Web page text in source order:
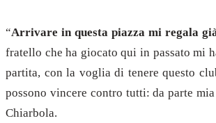
“Arrivare in questa piazza mi regala
fratello che ha giocato qui in passato mi
partita, con la voglia di tenere questo
possono vincere contro tutti: da parte
Chiarbola.